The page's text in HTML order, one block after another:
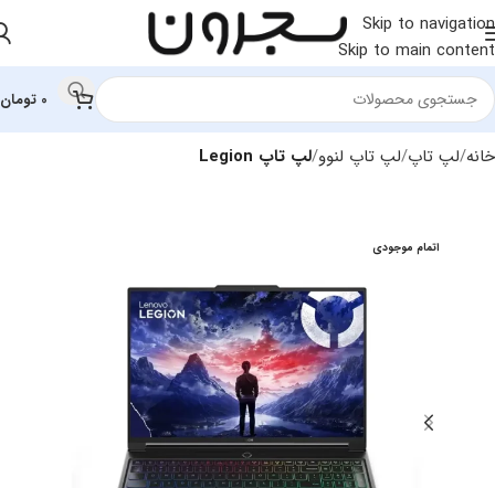
Skip to navigation
Skip to main content
0 تومان
خانه لپ تاپ لپ‌ تاپ لنوو لپ تاپ Legion
اتمام موجودی